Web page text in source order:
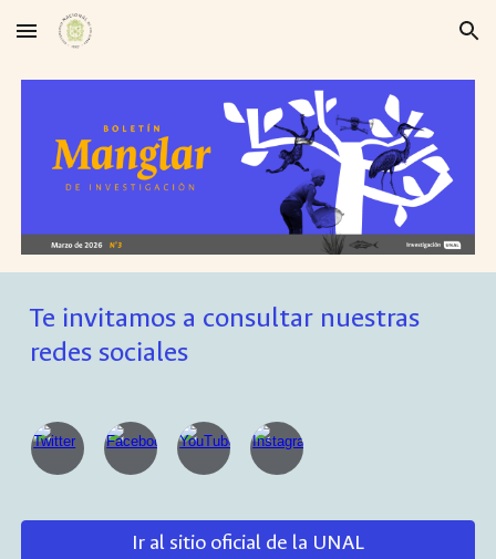
Skip to main content Skip to navigation
Te invitamos a consultar nuestras
redes sociales
Ir al sitio oficial de la UNAL